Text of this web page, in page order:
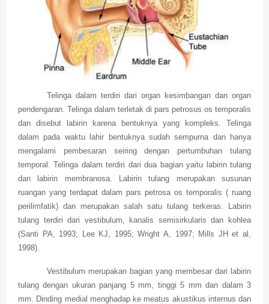
Telinga dalam terdiri dari organ kesimbangan dan organ
pendengaran. Telinga dalam terletak di pars petrosus os temporalis
dan disebut labirin karena bentuknya yang kompleks. Telinga
dalam pada waktu lahir bentuknya sudah sempurna dan hanya
mengalami pembesaran seiring dengan pertumbuhan tulang
temporal. Telinga dalam terdiri dari dua bagian yaitu labirin tulang
dan labirin membranosa. Labirin tulang merupakan susunan
ruangan yang terdapat dalam pars petrosa os temporalis ( ruang
perilimfatik) dan merupakan salah satu tulang terkeras. Labirin
tulang terdiri dari vestibulum, kanalis semisirkularis dan kohlea
(Santi PA, 1993; Lee KJ, 1995; Wright A, 1997; Mills JH et al,
1998).
Vestibulum merupakan bagian yang membesar dari labirin
tulang dengan ukuran panjang 5 mm, tinggi 5 mm dan dalam 3
mm. Dinding medial menghadap ke meatus akustikus internus dan